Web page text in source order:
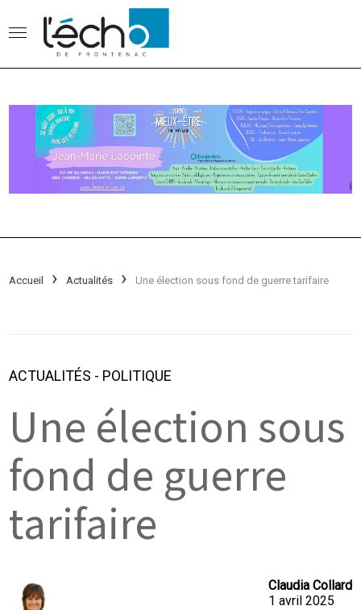
Accueil Actualités Une élection sous fond de guerre tarifaire
ACTUALITÉS - POLITIQUE
Une élection sous
fond de guerre
tarifaire
Claudia Collard
1 avril 2025